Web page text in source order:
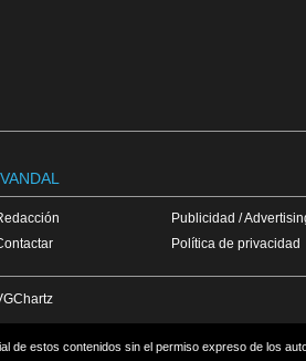
VANDAL
Publicidad /
Política de privacidad
de estos contenidos sin el permiso expreso de los